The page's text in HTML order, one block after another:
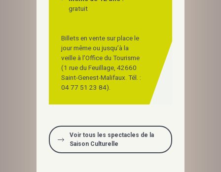
gratuit
Billets en vente sur place le
jour même ou jusqu’à la
veille à l’Office du Tourisme
(1 rue du Feuillage, 42660
Saint-Genest-Malifaux. Tél. :
04 77 51 23 84).
Voir tous les spectacles de la
Saison Culturelle